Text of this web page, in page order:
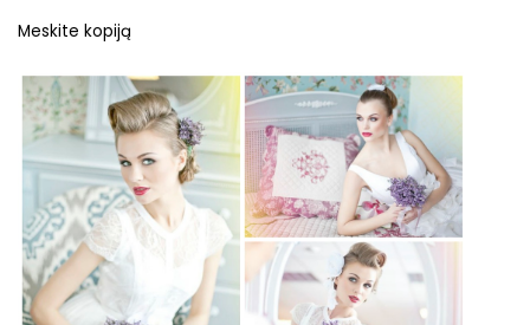
Meskite kopiją